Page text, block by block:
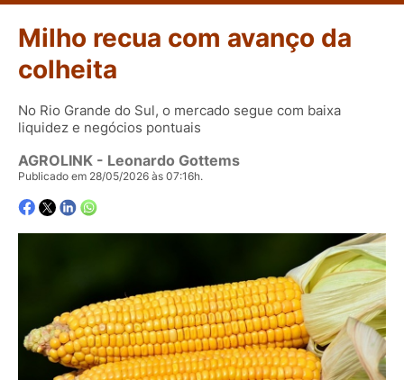
Milho recua com avanço da
colheita
No Rio Grande do Sul, o mercado segue com baixa
liquidez e negócios pontuais
AGROLINK - Leonardo Gottems
Publicado em 28/05/2026 às 07:16h.